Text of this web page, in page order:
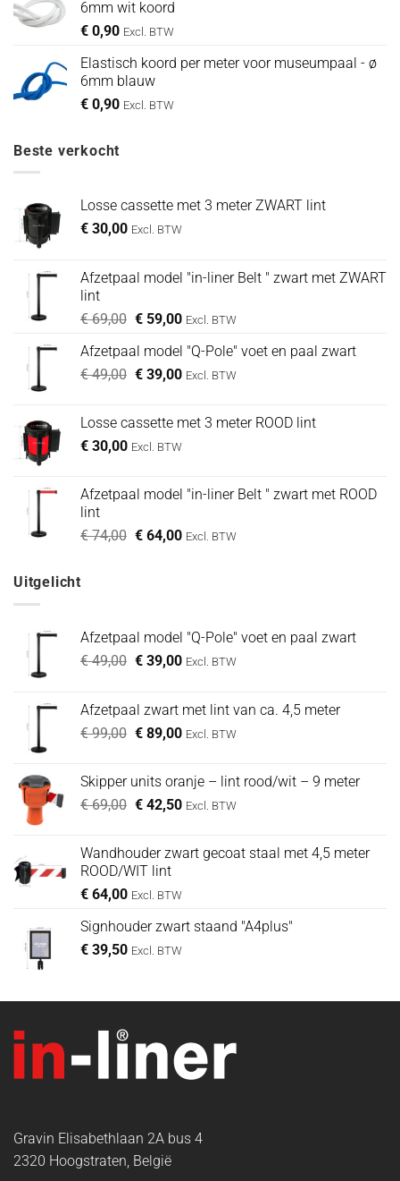
6mm wit koord
€ 0,90 Excl. BTW
Elastisch koord per meter voor museumpaal - ø
6mm blauw
€ 0,90 Excl. BTW
Beste verkocht
Losse cassette met 3 meter ZWART lint
€ 30,00 Excl. BTW
Afzetpaal model "in-liner Belt " zwart met ZWART
lint
€69,00 Oorspronkelijke
was:
€ 69,00.
€59,00Huidige
is:
€ 59,00.
Excl. BTW
Afzetpaal model "Q-Pole" voet en paal zwart
€49,00 Oorspronkelijke
€ 49,00.
€39,00Huidige
€ 39,00.
Excl. BTW
Losse cassette met 3 meter ROOD lint
€ 30,00 Excl. BTW
Afzetpaal model "in-liner Belt " zwart met ROOD
lint
€74,00 Oorspronkelijke
€64,00Huidige
Excl. BTW
Uitgelicht
Afzetpaal model "Q-Pole" voet en paal zwart
€49,00 Oorspronkelijke
€ 49,00.
€39,00Huidige
€ 39,00.
Excl. BTW
Afzetpaal zwart met lint van ca. 4,5 meter
€99,00 Oorspronkelijke
€ 99,00.
€89,00Huidige
€ 89,00.
Excl. BTW
Skipper units oranje – lint rood/wit – 9 meter
€69,00 Oorspronkelijke
€ 69,00.
€42,50Huidige
€ 42,50.
Excl. BTW
Wandhouder zwart gecoat staal met 4,5 meter
ROOD/WIT lint
€ 64,00 Excl. BTW
Signhouder zwart staand "A4plus"
€ 39,50 Excl. BTW
Gravin Elisabethlaan 2A bus 4
2320 Hoogstraten, België